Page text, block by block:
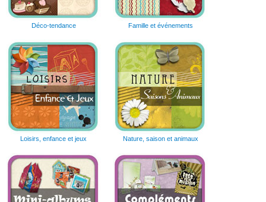
Déco-tendance Famille et événements
Loisirs, enfance et jeux Nature, saison et animaux